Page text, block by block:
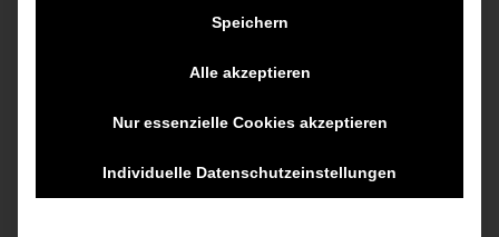
Speichern
Alle akzeptieren
Nur essenzielle Cookies akzeptieren
Individuelle Datenschutzeinstellungen